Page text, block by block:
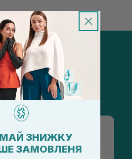
в Instagram
ЗНИЖКУ
ЗАМОВЛЕНЯ